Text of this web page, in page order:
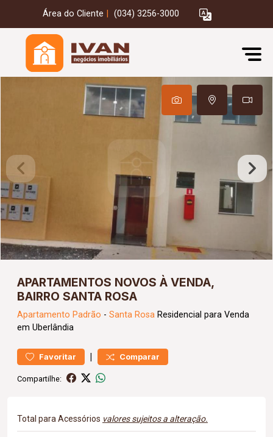
Área do Cliente (034) 3256-3000
APARTAMENTOS NOVOS À VENDA,
BAIRRO SANTA ROSA
Apartamento Padrão - Santa Rosa Residencial para Venda
em Uberlândia
Favoritar | Comparar
Compartilhe:
Total para Acessórios valores sujeitos a alteração.